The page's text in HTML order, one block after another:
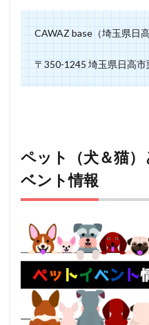
CAWAZ base（埼玉県日
〒350-1245 埼玉県日高市
ペット（犬＆猫
ベント情報